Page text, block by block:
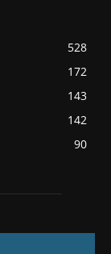
528
172
143
142
90